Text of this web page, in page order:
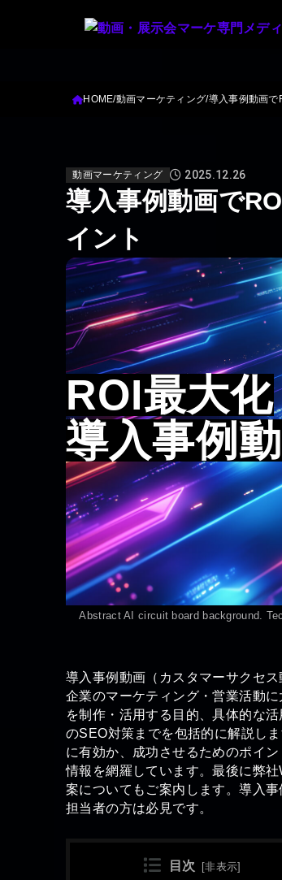
HOME 動画マーケティング 導入事例動画で
動画マーケティング 2025.12.26
導入事例動画で
イント
ROI最大化
導入事例
Abstract AI circuit board background.
導入事例動画（カスタマーサクセ
企業のマーケティング・営業活動
を制作・活用する目的、具体的な
のSEO対策までを包括的に解説し
に有効か、成功させるためのポイ
情報を網羅しています。最後に弊
案についてもご案内します。導入
担当者の方は必見です。
目次 [非表示]